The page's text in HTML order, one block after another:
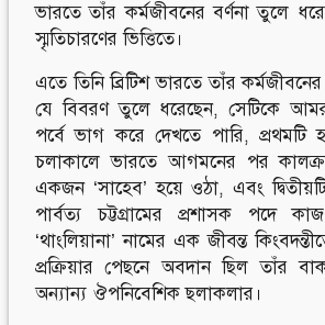
ভারতে তাঁর কর্মজীবনের বর্ণনা তুলে
স্মৃতিচারণের ভিত্তিতে।
এতে তিনি ব্রিটিশ ভারতে তাঁর
যে বিবরণ তুলে ধরেছেন, সেটিকে
পর্বে ভাগ করে দেখতে পারি, প্রথমটি
চলাকালে ভারতে আগমনের পর
একজন ‘সাহেব’ হয়ে ওঠা, এবং
পার্বত্য চট্টগ্রামের প্রশাসক পদে
‘থাংলিয়ানা’ নামের এক জীবন্ত
প্রক্রিয়ার পেছনে অবদান ছিল তাঁর
অন্যান্য ঔপনিবেশিক ছলাকলার।